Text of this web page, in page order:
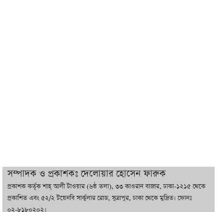
বাজারে কাঁচা মরিচে ‘আগুন’, ‘এত দাম তো
আগে দেখিনি’
সম্পাদক ও প্রকাশকঃ দেলোয়ার হোসেন ফারুক
প্রকাশক কর্তৃক শাহ্ আলী টাওয়ার (৬ষ্ঠ তলা), ৩৩ কাওরান বাজার, ঢাকা-১২১৫ থেকে
প্রকাশিত এবং ৫২/২ টয়েনবি সার্কুলার রোড, সুত্রাপুর, ঢাকা থেকে মুদ্রিত। ফোনঃ
০২-৮১৮০২০২।